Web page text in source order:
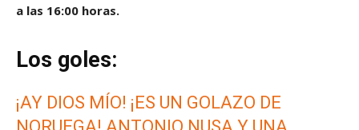
a las 16:00 horas.
Los goles:
¡AY DIOS MÍO! ¡ES UN GOLAZO DE